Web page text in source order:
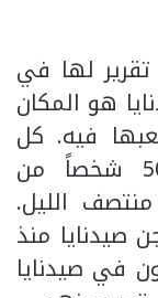
لها في
صيدنايا هو المكان
فيه. كل
أسبوع، يتم اقتياد 20 إلى 50 شخصاً من
الليل.
صيدنايا منذ
في صيدنايا